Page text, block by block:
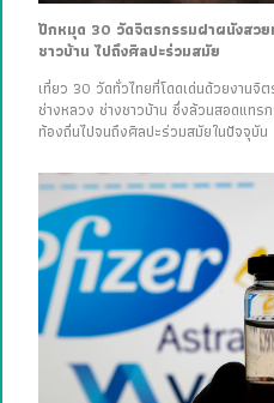
ปักหมุด 30 วัดจิตรกรรมฝาผนังสว
ชาวบ้าน ไปถึงศิลปะร่วมสมัย
เที่ยว 30 วัดทั่วไทยที่โดดเด่นด้วยงานจิ
ช่างหลวง ช่างชาวบ้าน ซึ่งล้วนสอดแทร
ท้องถิ่นไปจนถึงศิลปะร่วมสมัยในปัจจุบัน